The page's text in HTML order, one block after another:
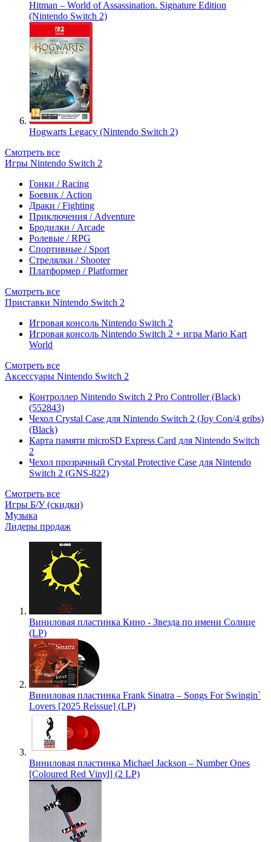
Hitman – World of Assassination. Signature Edition
(Nintendo Switch 2)
Hogwarts Legacy (Nintendo Switch 2)
Смотреть все
Игры Nintendo Switch 2
Гонки / Racing
Боевик / Action
Драки / Fighting
Приключения / Adventure
Бродилки / Arcade
Ролевые / RPG
Спортивные / Sport
Стрелялки / Shooter
Платформер / Platformer
Смотреть все
Приставки Nintendo Switch 2
Игровая консоль Nintendo Switch 2
Игровая консоль Nintendo Switch 2 + игра Mario Kart
World
Смотреть все
Аксессуары Nintendo Switch 2
Контроллер Nintendo Switch 2 Pro Controller (Black)
(552843)
Чехол Сrystal Сase для Nintendo Switch 2 (Joy Con/4 gribs)
(Black)
Карта памяти microSD Express Card для Nintendo Switch
2
Чехол прозрачный Crystal Protective Case для Nintendo
Switch 2 (GNS-822)
Смотреть все
Игры Б/У (скидки)
Музыка
Лидеры продаж
Виниловая пластинка Кино - Звезда по имени Солнце
(LP)
Виниловая пластинка Frank Sinatra – Songs For Swingin`
Lovers [2025 Reissue] (LP)
Виниловая пластинка Michael Jackson – Number Ones
[Coloured Red Vinyl] (2 LP)